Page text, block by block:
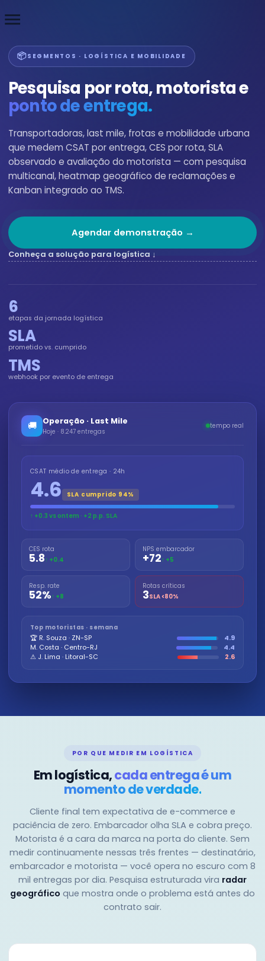
menu
📦SEGMENTOS · LOGÍSTICA E MOBILIDADE
Pesquisa por rota, motorista e
ponto de entrega.
Transportadoras, last mile, frotas e mobilidade urbana
que medem CSAT por entrega, CES por rota, SLA
observado e avaliação do motorista — com pesquisa
multicanal, heatmap geográfico de reclamações e
Kanban integrado ao TMS.
Agendar demonstração →
Conheça a solução para logística ↓
6
etapas da jornada logística
SLA
prometido vs. cumprido
TMS
webhook por evento de entrega
🚚 Operação · Last Mile
Hoje · 8.247 entregas
tempo real
CSAT médio de entrega · 24h
4.6 SLA cumprido 94%
↑ +0.3 vs ontem · +2 p.p. SLA
CES rota
5.8↑ +0.4
NPS embarcador
+72↑ +5
Resp. rate
52%↑ +8
Rotas críticas
3SLA <80%
Top motoristas · semana
🏆 R. Souza · ZN-SP
4.9
M. Costa · Centro-RJ
4.4
⚠ J. Lima · Litoral-SC
2.6
POR QUE MEDIR EM LOGÍSTICA
Em logística,cada entrega é um
momento de verdade.
Cliente final tem expectativa de e-commerce e
paciência de zero. Embarcador olha SLA e cobra preço.
Motorista é a cara da marca na porta do cliente. Sem
medir continuamente nessas três frentes — destinatário,
embarcador e motorista — você opera no escuro com 8
mil entregas por dia. Pesquisa estruturada vira radar
geográfico que mostra onde o problema está antes do
contrato sair.